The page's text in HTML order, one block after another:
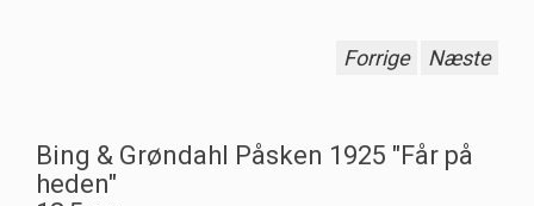
Forrige Næste
Bing & Grøndahl Påsken 1925 "Får på
heden"